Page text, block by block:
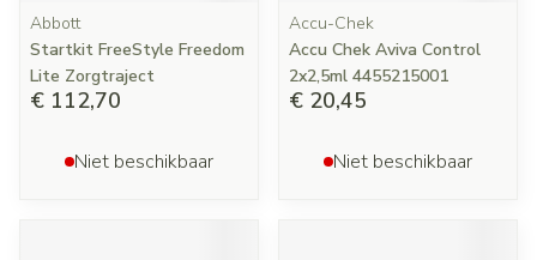
Abbott
Startkit FreeStyle Freedom
Lite Zorgtraject
€ 112,70
Niet beschikbaar
Accu-Chek
Accu Chek Aviva Control
2x2,5ml 4455215001
€ 20,45
Niet beschikbaar